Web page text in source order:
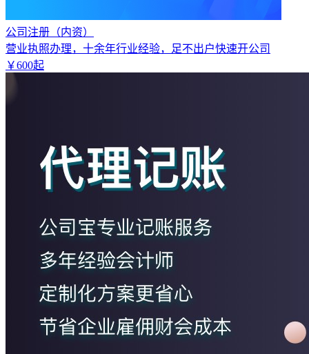
公司注册（内资）
营业执照办理，十余年行业经验，足不出户快速开公司
￥600起